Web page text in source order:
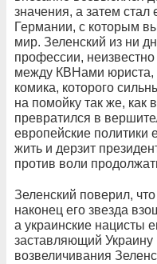
значения, а затем
Германии, с которым
мир. Зеленский из ни
профессии,
между КВНами юриста,
комика, которого
на помойку так же, как
превратился в
европейские политики
жить и дерзит
против воли
Зеленский поверил,
наконец его звезда
а украинские нацисты
заставляющий
возвеличивания